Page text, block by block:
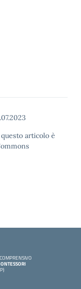
articolo è